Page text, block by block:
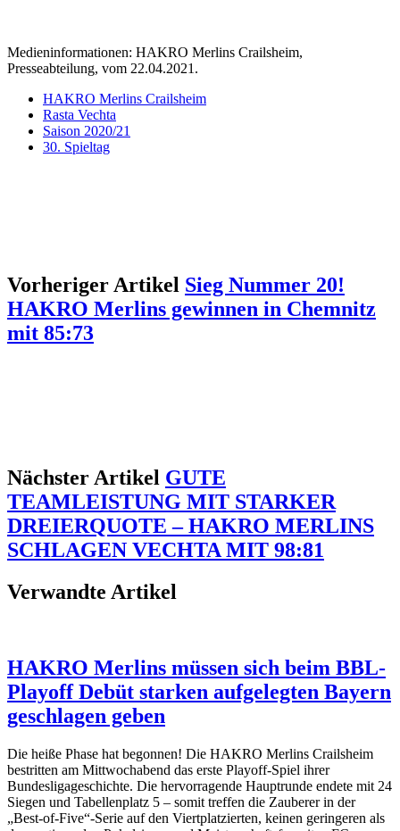
Medieninformationen: HAKRO Merlins Crailsheim,
Presseabteilung, vom 22.04.2021.
HAKRO Merlins Crailsheim
Rasta Vechta
Saison 2020/21
30. Spieltag
Vorheriger Artikel Sieg Nummer 20!
HAKRO Merlins gewinnen in Chemnitz
mit 85:73
Nächster Artikel GUTE
TEAMLEISTUNG MIT STARKER
DREIERQUOTE – HAKRO MERLINS
SCHLAGEN VECHTA MIT 98:81
Verwandte Artikel
HAKRO Merlins müssen sich beim BBL-
Playoff Debüt starken aufgelegten Bayern
geschlagen geben
Die heiße Phase hat begonnen! Die HAKRO Merlins Crailsheim
bestritten am Mittwochabend das erste Playoff-Spiel ihrer
Bundesligageschichte. Die hervorragende Hauptrunde endete mit 24
Siegen und Tabellenplatz 5 – somit treffen die Zauberer in der
„Best-of-Five“-Serie auf den Viertplatzierten, keinen geringeren als